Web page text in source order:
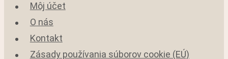
Môj účet
O nás
Kontakt
Zásady používania súborov cookie (EÚ)